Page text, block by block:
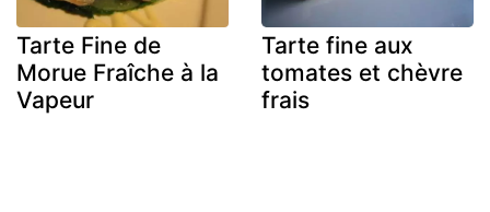
Tarte Fine de
Morue Fraîche à la
Vapeur
Tarte fine aux
tomates et chèvre
frais